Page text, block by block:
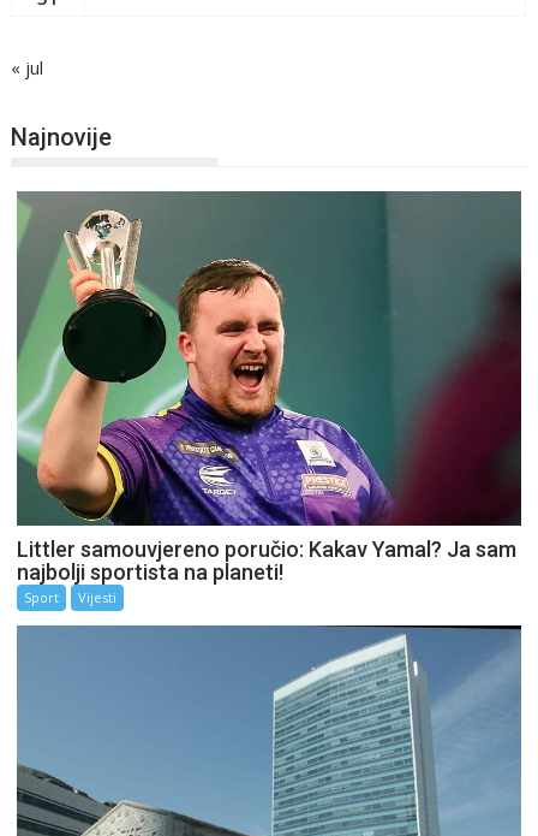
« jul
Najnovije
Littler samouvjereno poručio: Kakav Yamal? Ja sam
najbolji sportista na planeti!
Sport Vijesti